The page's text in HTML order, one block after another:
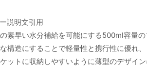
説明文引用
素早い水分補給を可能にする500ml容量の
構造にすることで軽量性と携行性に優れ
ットに収納しやすいように薄型のデザイン